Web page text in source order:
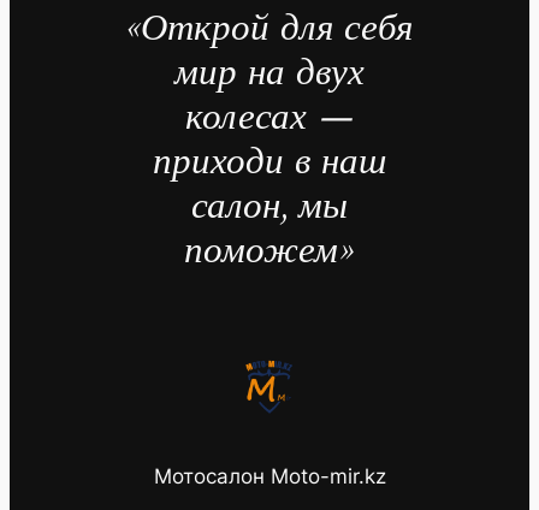
«Открой для себя
мир на двух
колесах —
приходи в наш
салон, мы
поможем»
Мотосалон Moto-mir.kz